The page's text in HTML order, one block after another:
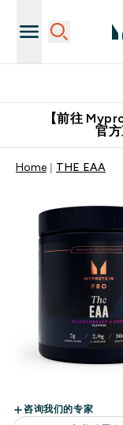
【前往
官
Home THE EAA